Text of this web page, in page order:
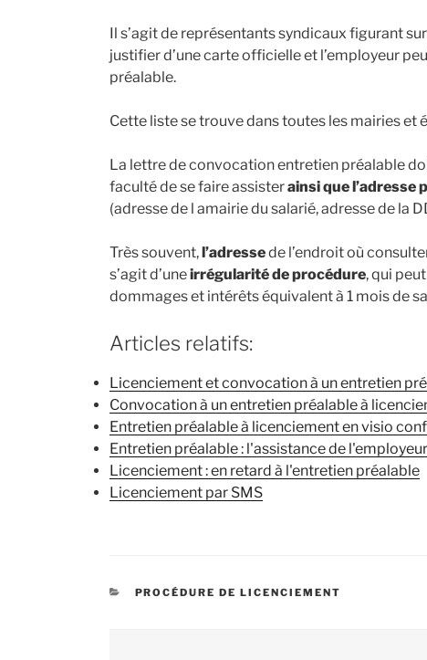
Il s’agit de représentants syndicaux figurant
justifier d’une carte officielle et l’employeur
préalable.
Cette liste se trouve dans toutes les mairies et
La lettre de convocation entretien préalable
faculté de se faire assisterainsi que l’adresse
(adresse de l amairie du salarié, adresse de la
Très souvent, l’adressede l’endroit où
s’agit d’uneirrégularité de procédure, qui
dommages et intérêts équivalent à 1 mois de
Articles relatifs:
Licenciement et convocation à un entretien
Convocation à un entretien préalable à
Entretien préalable à licenciement en visio
Entretien préalable : l'assistance de l'employeur
Licenciement : en retard à l'entretien préalable
Licenciement par SMS
CATÉGORIES
PROCÉDURE DE LICENCIEMENT